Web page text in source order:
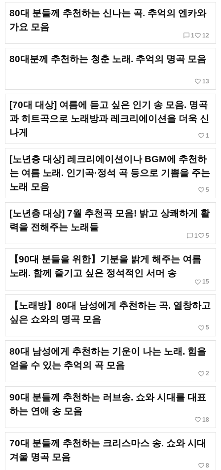
80대 분들께 추천하는 신나는 곡. 추억의 엔카와
가요 모음
chat_bubble_outline 1 favorite_border 12
80대분께 추천하는 청춘 노래. 추억의 명곡 모음
favorite_border 13
[70대 대상] 여름에 듣고 싶은 인기 송 모음. 명곡
과 히트곡으로 노래방과 레크리에이션을 더욱 신
나게
favorite_border 1
[노년층 대상] 레크리에이션이나 BGM에 추천하
는 여름 노래. 인기곡·정석 곡 등으로 기쁨을 주는
노래 모음
favorite_border 5
[노년층 대상] 7월 추천곡 모음! 밝고 상쾌하게 활
력을 전해주는 노래들
chat_bubble_outline 1 favorite_border 5
【90대 분들을 위한】기분을 밝게 해주는 여름
노래. 함께 즐기고 싶은 정석적인 서머 송
favorite_border 15
【노래방】80대 남성에게 추천하는 곡. 열창하고
싶은 쇼와의 명곡 모음
favorite_border 5
80대 남성에게 추천하는 기운이 나는 노래. 힘을
얻을 수 있는 추억의 곡 모음
favorite_border 2
90대 분들께 추천하는 러브송. 쇼와 시대를 대표
하는 연애 송 모음
favorite_border 18
70대 분들께 추천하는 크리스마스 송. 쇼와 시대
겨울 명곡 모음
favorite_border 8